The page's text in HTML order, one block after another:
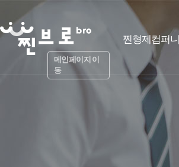
메인페이지 이
동
찐형제컴퍼니